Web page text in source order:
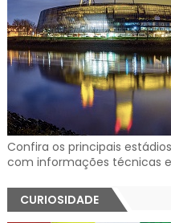
Confira os principais
com informações técnicas
CURIOSIDADE